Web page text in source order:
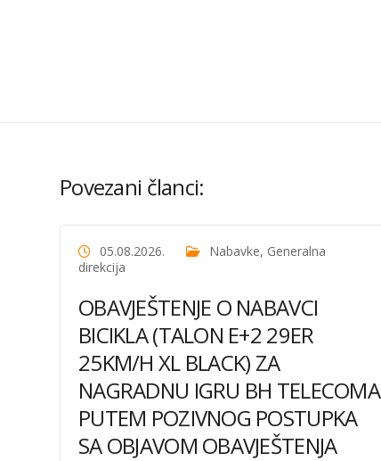
Povezani članci:
05.08.2026. Nabavke, Generalna
direkcija
OBAVJEŠTENJE O NABAVCI
BICIKLA (TALON E+2 29ER
25KM/H XL BLACK) ZA
NAGRADNU IGRU BH TELECOMA
PUTEM POZIVNOG POSTUPKA
SA OBJAVOM OBAVJEŠTENJA